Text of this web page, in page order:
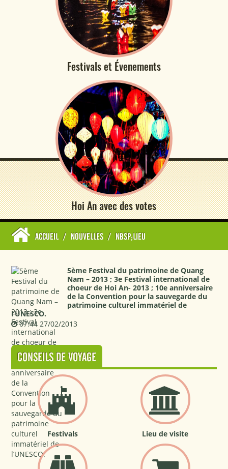
Festivals et Évenements
Hoi An avec des votes
ACCUEIL / NOUVELLES / NBSP;LIEU
5ème Festival du patrimoine de Quang
Nam – 2013 ; 3e Festival international de
choeur de Hoi An- 2013 ; 10e anniversaire
de la Convention pour la sauvegarde du
patrimoine culturel immatériel de
l’UNESCO.
07:44 27/02/2013
CONSEILS DE VOYAGE
Festivals Lieu de visite